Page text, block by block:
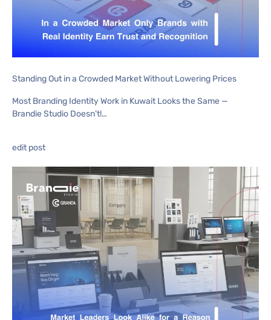
Standing Out in a Crowded Market Without Lowering Prices
Most Branding Identity Work in Kuwait Looks the Same —
Brandie Studio Doesn’t!…
edit post